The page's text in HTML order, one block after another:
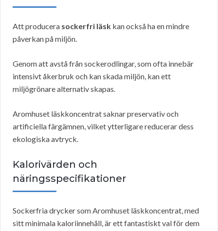
Att producera sockerfri läsk kan också ha en mindre
påverkan på miljön.
Genom att avstå från sockerodlingar, som ofta innebär
intensivt åkerbruk och kan skada miljön, kan ett
miljögrönare alternativ skapas.
Aromhuset läskkoncentrat saknar preservativ och
artificiella färgämnen, vilket ytterligare reducerar dess
ekologiska avtryck.
Kalorivärden och
näringsspecifikationer
Sockerfria drycker som Aromhuset läskkoncentrat, med
sitt minimala kaloriinnehåll, är ett fantastiskt val för dem